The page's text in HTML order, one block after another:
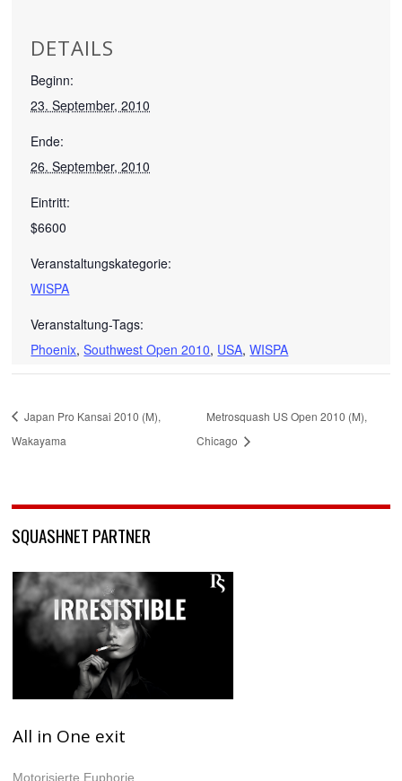
DETAILS
Beginn:
23. September, 2010
Ende:
26. September, 2010
Eintritt:
$6600
Veranstaltungskategorie:
WISPA
Veranstaltung-Tags:
Phoenix,Southwest Open 2010, USA,WISPA
Japan Pro Kansai 2010 (M),
Wakayama
Metrosquash US Open 2010 (M),
Chicago
SQUASHNET PARTNER
All in One exit
Motorisierte Euphorie